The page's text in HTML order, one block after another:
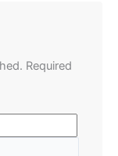
Required